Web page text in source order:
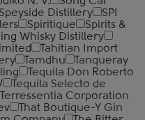
Speyside Distillery
SPI
Spiritique
Spirits &
Whisky Distillery
Tahitian Import
Tamdhu
Tanqueray
Tequila Don Roberto
Tequila Selecto de
Terressentia Corporation
That Boutique-Y Gin